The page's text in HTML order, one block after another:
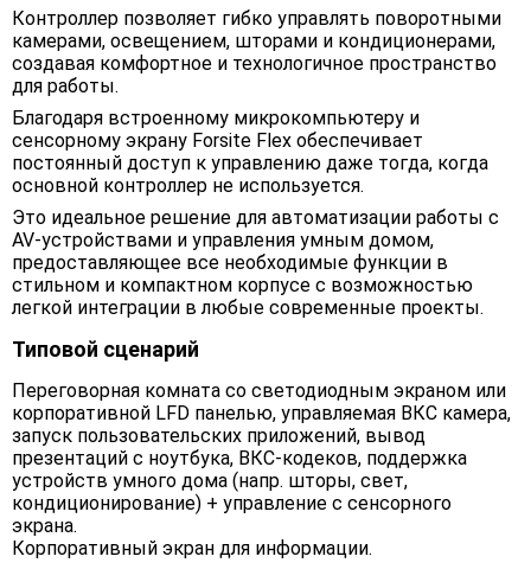
Контроллер позволяет гибко управлять поворотными
камерами, освещением, шторами и кондиционерами,
создавая комфортное и технологичное пространство
для работы.
Благодаря встроенному микрокомпьютеру и
сенсорному экрану Forsite Flex обеспечивает
постоянный доступ к управлению даже тогда, когда
основной контроллер не используется.
Это идеальное решение для автоматизации работы с
AV-устройствами и управления умным домом,
предоставляющее все необходимые функции в
стильном и компактном корпусе с возможностью
легкой интеграции в любые современные проекты.
Типовой сценарий
Переговорная комната со светодиодным экраном или
корпоративной LFD панелью, управляемая ВКС камера,
запуск пользовательских приложений, вывод
презентаций с ноутбука, ВКС-кодеков, поддержка
устройств умного дома (напр. шторы, свет,
кондиционирование) + управление с сенсорного
экрана.
Корпоративный экран для информации.